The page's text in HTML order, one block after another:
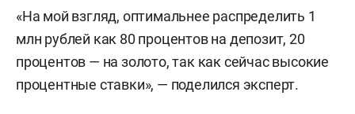
«На мой взгляд, оптимальнее распределить 1
млн рублей как 80 процентов на депозит, 20
процентов — на золото, так как сейчас высокие
процентные ставки», — поделился эксперт.